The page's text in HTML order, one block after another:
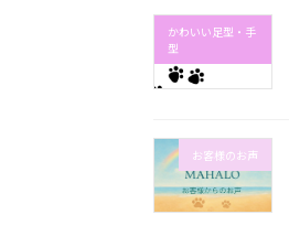
かわいい足型・手
型
お客様のお声